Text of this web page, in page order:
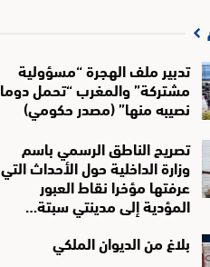
تدبير ملف الهجرة “مسؤولية
مشتركة” والمغرب “تحمل دوما
نصيبه منها” (مصدر حكومي)
تصريح الناطق الرسمي باسم
وزارة الداخلية حول الأحداث التي
عرفتها مؤخرا نقاط العبور
المؤدية إلى مدينتي سبتة…
بلاغ من الديوان الملكي